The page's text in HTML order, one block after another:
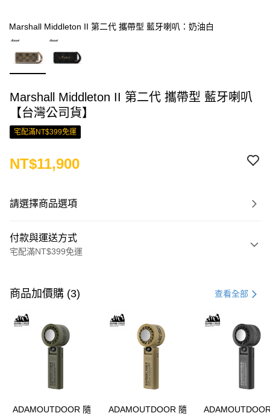
Marshall Middleton II 第二代 攜帶型 藍牙喇叭：奶油白
Marshall Middleton II 第二代 攜帶型 藍牙喇叭
【台灣公司貨】
宅配滿NT$399免運
NT$11,900
請選擇商品選項
付款與運送方式
宅配滿NT$399免運
信用卡一次付款
LINE Pay
Apple Pay
商品加價購 (3) 查看全部
ADAMOUTDOOR 隨
ADAMOUTDOOR 隨